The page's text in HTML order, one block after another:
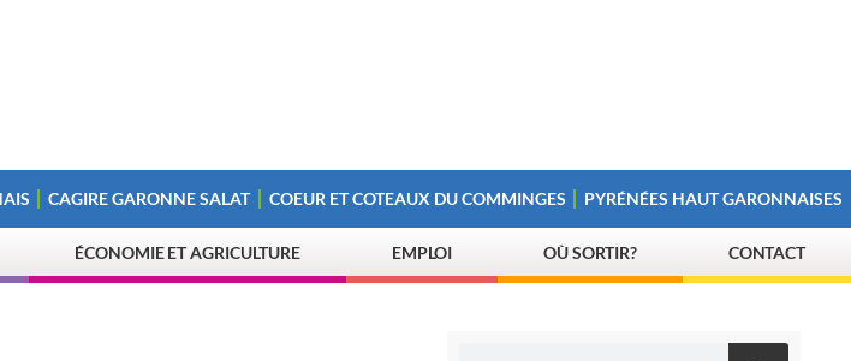
CAGIRE GARONNE SALAT COEUR ET COTEAUX DU COMMINGES PYRÉNÉES HAUT GARONNAISES
ÉCONOMIE ET AGRICULTURE EMPLOI OÙ SORTIR? CONTACT